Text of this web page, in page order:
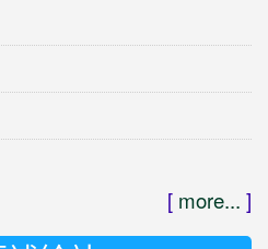
[ more... ]